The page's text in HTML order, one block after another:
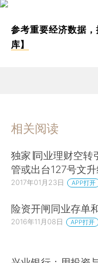
参考重要经济数据，
库】
相关阅读
独家∣同业理财空转
管或出台127号文
2017年01月23日 APP打开
险资开闸同业存单
2016年11月08日 APP打开